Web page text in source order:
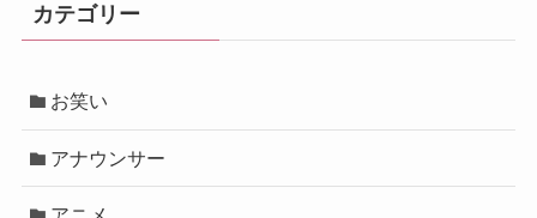
カテゴリー
お笑い
アナウンサー